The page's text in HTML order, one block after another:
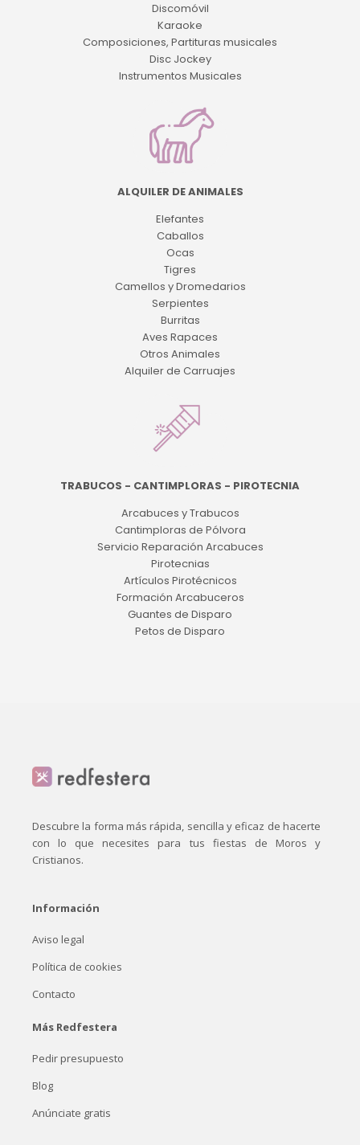
Discomóvil
Karaoke
Composiciones, Partituras musicales
Disc Jockey
Instrumentos Musicales
ALQUILER DE ANIMALES
Elefantes
Caballos
Ocas
Tigres
Camellos y Dromedarios
Serpientes
Burritas
Aves Rapaces
Otros Animales
Alquiler de Carruajes
TRABUCOS - CANTIMPLORAS - PIROTECNIA
Arcabuces y Trabucos
Cantimploras de Pólvora
Servicio Reparación Arcabuces
Pirotecnias
Artículos Pirotécnicos
Formación Arcabuceros
Guantes de Disparo
Petos de Disparo
Descubre la forma más rápida, sencilla y eficaz de hacerte
con lo que necesites para tus fiestas de Moros y
Cristianos.
Información
Aviso legal
Política de cookies
Contacto
Más Redfestera
Pedir presupuesto
Blog
Anúnciate gratis